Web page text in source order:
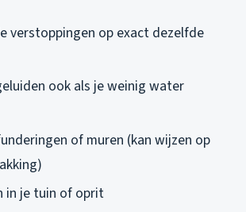
verstoppingen op exact dezelfde
ook als je weinig water
of muren (kan wijzen op
in je tuin of oprit